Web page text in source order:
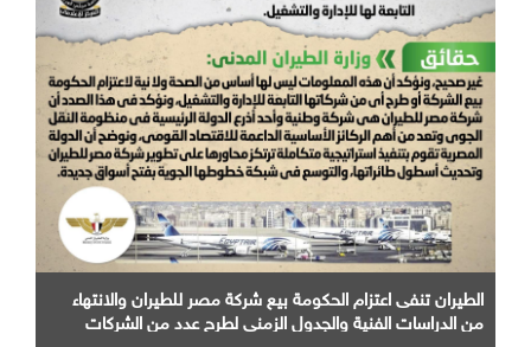
الطيران تنفى اعتزام الحكومة بيع شركة مصر للطيران والانتهاء
من الدراسات الفنية والجدول الزمني لطرح عدد من الشركات